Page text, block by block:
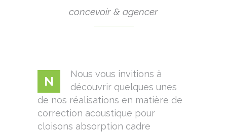
concevoir & agencer
N
Nous vous invitions à
découvrir quelques unes
de nos réalisations en matière de
correction acoustique pour
cloisons absorption cadre